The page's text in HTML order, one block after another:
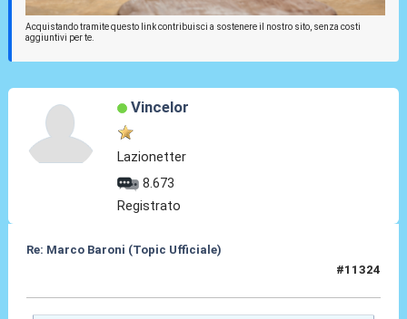
Acquistando tramite questo link contribuisci a sostenere il nostro sito, senza costi
aggiuntivi per te.
Vincelor
Lazionetter
8.673
Registrato
Re: Marco Baroni (Topic Ufficiale)
#11324